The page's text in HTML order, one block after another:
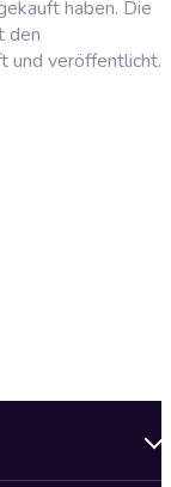
haben. Die
den
und veröffentlicht.